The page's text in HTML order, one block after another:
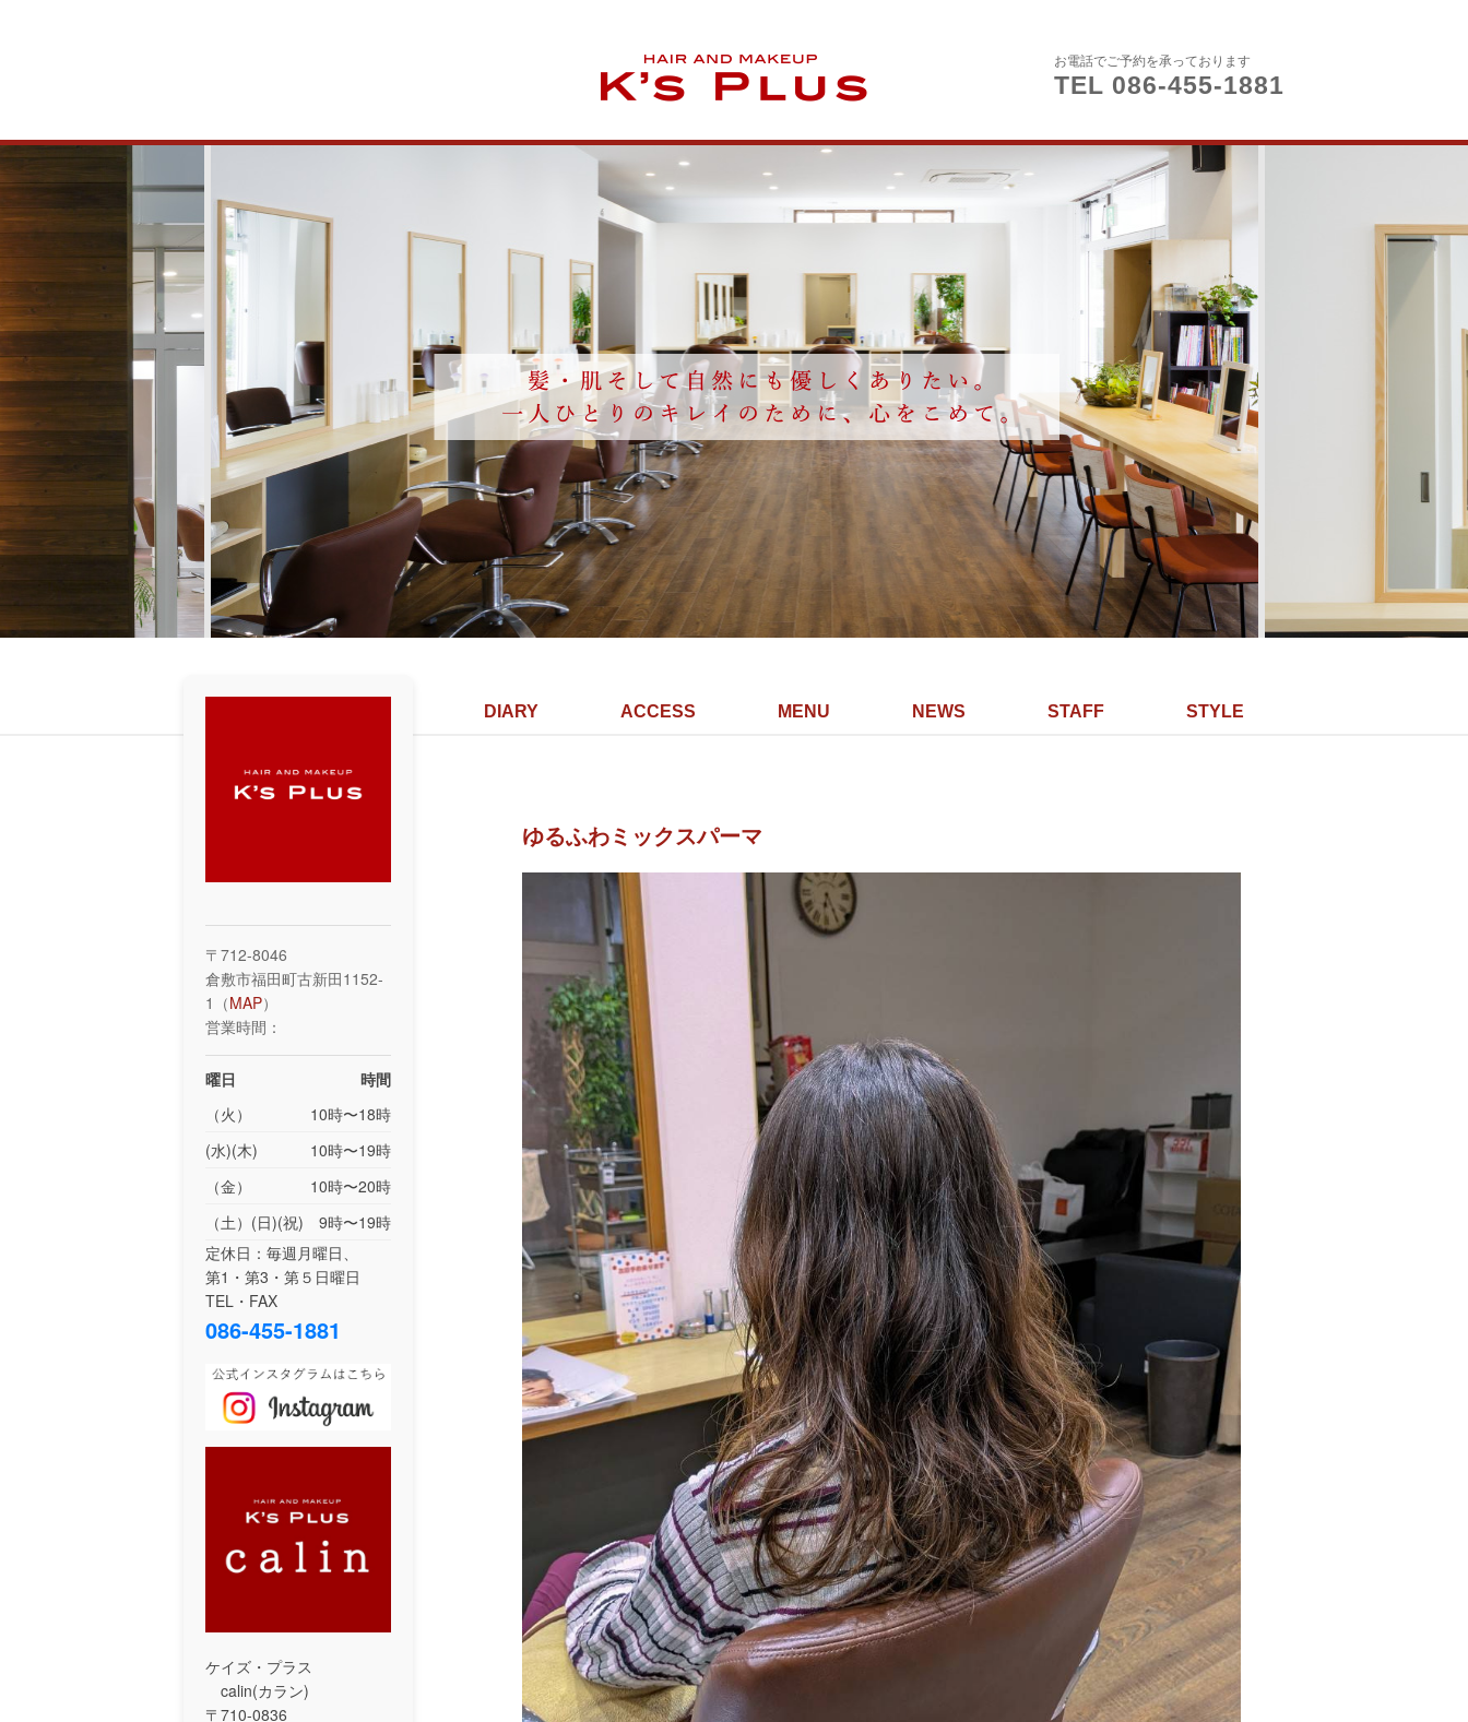
お電話でご予約を承っております
TEL 086-455-1881
DIARY ACCESS MENU NEWS STAFF STYLE
ゆるふわミックスパーマ
〒712-8046
倉敷市福田町古新田1152-
1（MAP）
営業時間：
曜日
時間
（火）
10時〜18時
(水)(木)
10時〜19時
（金）
10時〜20時
（土）(日)(祝)
9時〜19時
定休日：毎週月曜日、
第1・第3・第５日曜日
TEL・FAX
086-455-1881
ケイズ・プラス
calin(カラン)
〒710-0836